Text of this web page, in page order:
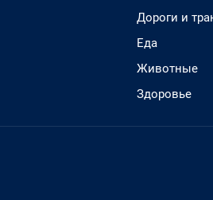
Дороги и
Еда
Животные
Здоровье